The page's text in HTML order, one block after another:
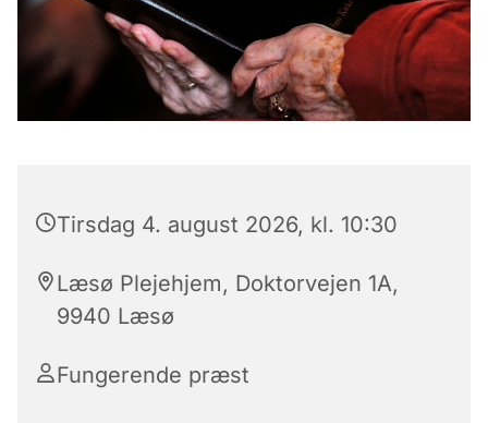
Tirsdag 4. august 2026, kl. 10:30
Læsø Plejehjem, Doktorvejen 1A,
9940 Læsø
Fungerende præst